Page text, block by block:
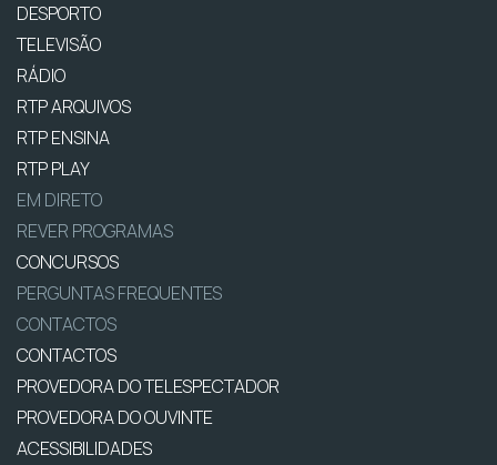
DESPORTO
TELEVISÃO
RÁDIO
RTP ARQUIVOS
RTP ENSINA
RTP PLAY
EM DIRETO
REVER PROGRAMAS
CONCURSOS
PERGUNTAS FREQUENTES
CONTACTOS
CONTACTOS
PROVEDORA DO TELESPECTADOR
PROVEDORA DO OUVINTE
ACESSIBILIDADES